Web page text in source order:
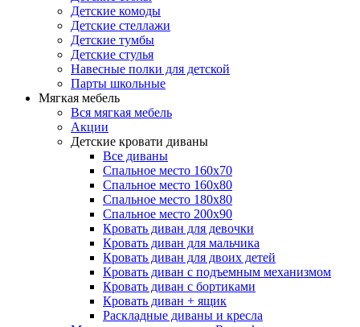
Детские комоды
Детские стеллажи
Детские тумбы
Детские стулья
Навесные полки для детской
Парты школьные
Мягкая мебель
Вся мягкая мебель
Акции
Детские кровати диваны
Все диваны
Спальное место 160х70
Спальное место 160х80
Спальное место 180х80
Спальное место 200х90
Кровать диван для девочки
Кровать диван для мальчика
Кровать диван для двоих детей
Кровать диван с подъемным механизмом
Кровать диван с бортиками
Кровать диван + ящик
Раскладные диваны и кресла